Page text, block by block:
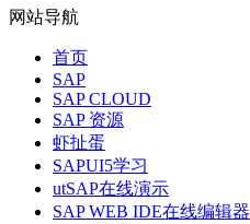
网站导航
首页
SAP
SAP CLOUD
SAP 资源
虾扯蛋
SAPUI5学习
utSAP在线演示
SAP WEB IDE在线编辑器